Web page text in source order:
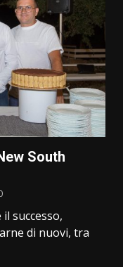
South
successo,
di nuovi, tra